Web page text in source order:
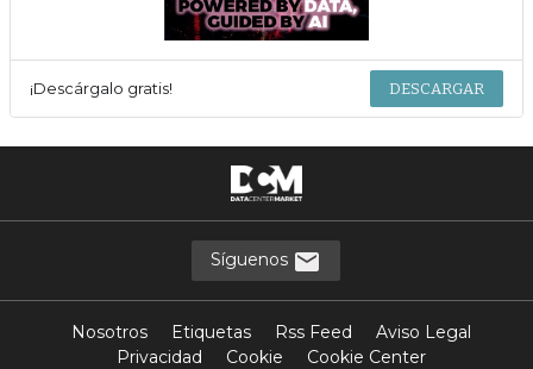
¡Descárgalo gratis! DESCARGAR
Síguenos
Nosotros Etiquetas Rss Feed
Aviso Legal
Privacidad
Cookie Cookie Center